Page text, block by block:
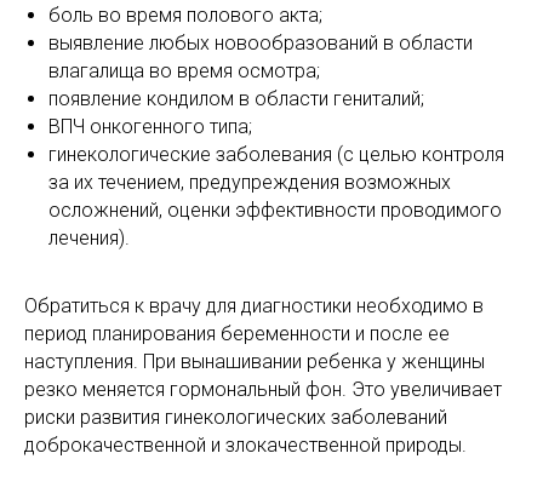
боль во время полового акта;
выявление любых новообразований в области
влагалища во время осмотра;
появление кондилом в области гениталий;
ВПЧ онкогенного типа;
гинекологические заболевания (с целью контроля
за их течением, предупреждения возможных
осложнений, оценки эффективности проводимого
лечения).
Обратиться к врачу для диагностики необходимо в
период планирования беременности и после ее
наступления. При вынашивании ребенка у женщины
резко меняется гормональный фон. Это увеличивает
риски развития гинекологических заболеваний
доброкачественной и злокачественной природы.